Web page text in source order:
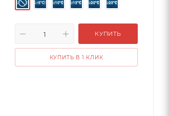
КУПИТЬ
КУПИТЬ В 1 КЛИК